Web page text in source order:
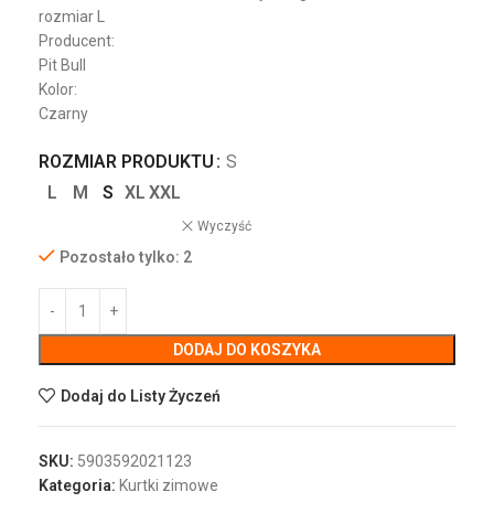
rozmiar L
Producent:
Pit Bull
Kolor:
Czarny
ROZMIAR PRODUKTU
S
L
M S XL XXL
Wyczyść
Pozostało tylko: 2
DODAJ DO KOSZYKA
Dodaj do Listy Życzeń
SKU: 5903592021123
Kategoria: Kurtki zimowe